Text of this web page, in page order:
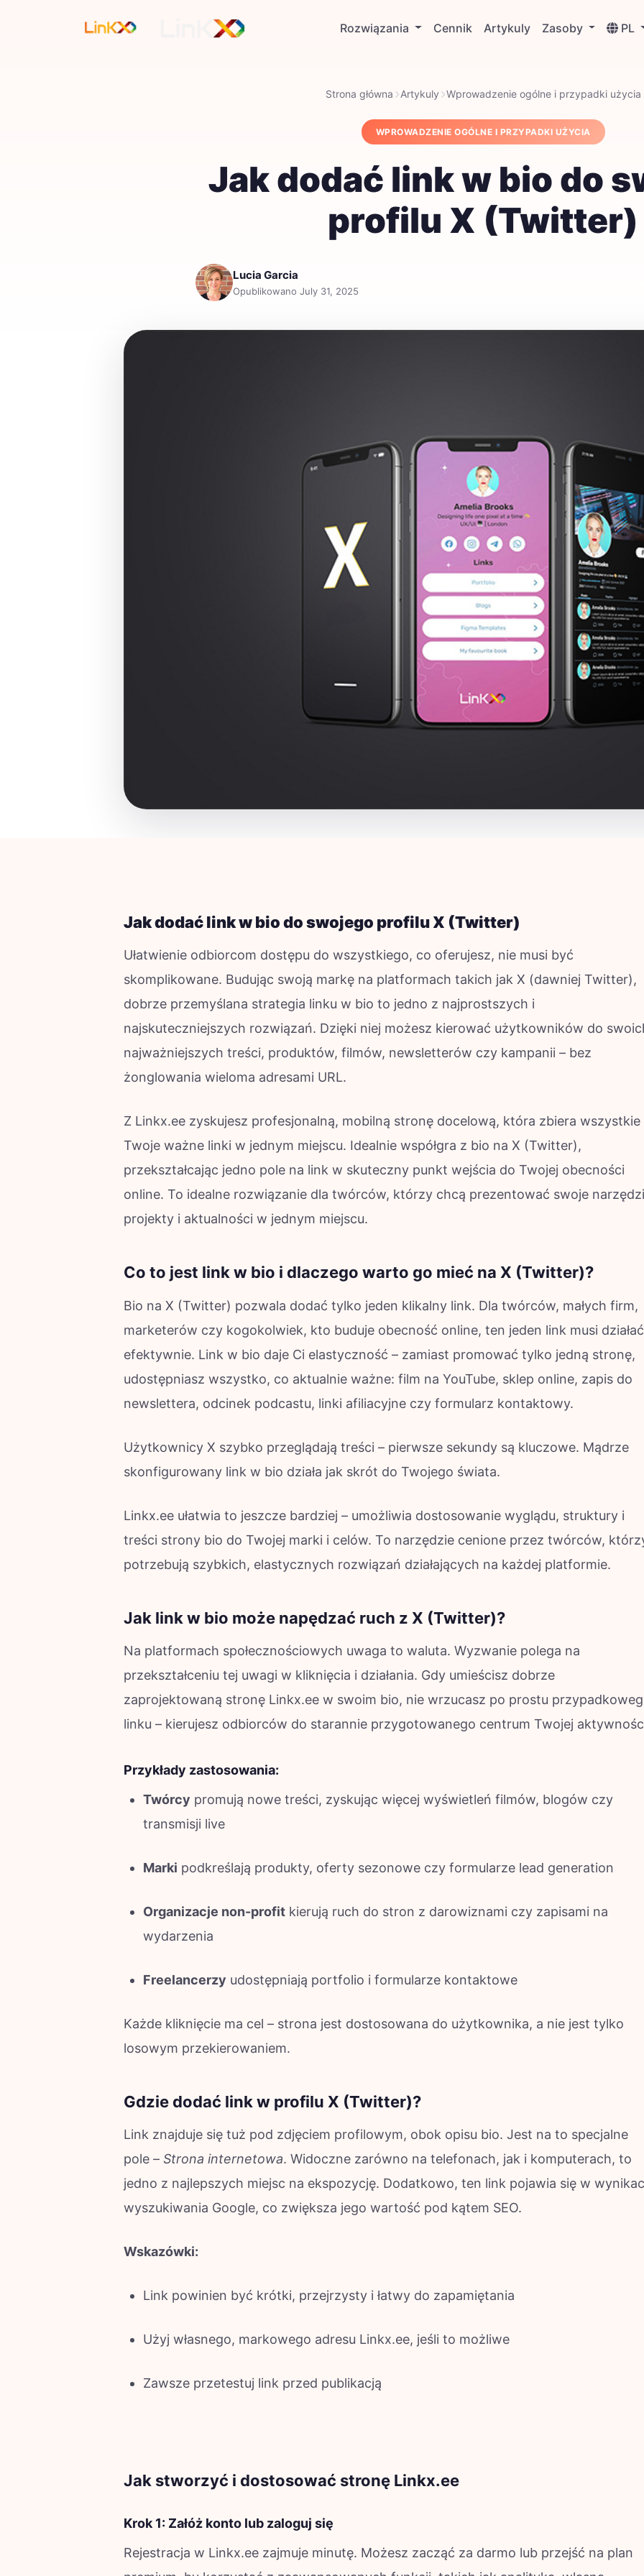
Rozwiązania Cennik Artykuly Zasoby PL
Strona główna Artykuly Wprowadzenie ogólne i przypadki użycia
WPROWADZENIE OGÓLNE I PRZYPADKI UŻYCIA
Jak dodać link w bio do
profilu X (Twitter)
Lucia Garcia
Opublikowano July 31, 2025
Jak dodać link w bio do swojego profilu X (Twitter)
Ułatwienie odbiorcom dostępu do wszystkiego, co oferujesz, nie musi być
skomplikowane. Budując swoją markę na platformach takich jak X (dawniej Twitter),
dobrze przemyślana strategia linku w bio to jedno z najprostszych i
najskuteczniejszych rozwiązań. Dzięki niej możesz kierować użytkowników do
najważniejszych treści, produktów, filmów, newsletterów czy kampanii – bez
żonglowania wieloma adresami URL.
Z Linkx.ee zyskujesz profesjonalną, mobilną stronę docelową, która zbiera wszystkie
Twoje ważne linki w jednym miejscu. Idealnie współgra z bio na X (Twitter),
przekształcając jedno pole na link w skuteczny punkt wejścia do Twojej obecności
online. To idealne rozwiązanie dla twórców, którzy chcą prezentować swoje
projekty i aktualności w jednym miejscu.
Co to jest link w bio i dlaczego warto go mieć na X (Twitter)?
Bio na X (Twitter) pozwala dodać tylko jeden klikalny link. Dla twórców, małych firm,
marketerów czy kogokolwiek, kto buduje obecność online, ten jeden link musi działać
efektywnie. Link w bio daje Ci elastyczność – zamiast promować tylko jedną stronę,
udostępniasz wszystko, co aktualnie ważne: film na YouTube, sklep online, zapis do
newslettera, odcinek podcastu, linki afiliacyjne czy formularz kontaktowy.
Użytkownicy X szybko przeglądają treści – pierwsze sekundy są kluczowe. Mądrze
skonfigurowany link w bio działa jak skrót do Twojego świata.
Linkx.ee ułatwia to jeszcze bardziej – umożliwia dostosowanie wyglądu, struktury i
treści strony bio do Twojej marki i celów. To narzędzie cenione przez twórców,
potrzebują szybkich, elastycznych rozwiązań działających na każdej platformie.
Jak link w bio może napędzać ruch z X (Twitter)?
Na platformach społecznościowych uwaga to waluta. Wyzwanie polega na
przekształceniu tej uwagi w kliknięcia i działania. Gdy umieścisz dobrze
zaprojektowaną stronę Linkx.ee w swoim bio, nie wrzucasz po prostu
linku – kierujesz odbiorców do starannie przygotowanego centrum Twojej
Przykłady zastosowania:
Twórcy promują nowe treści, zyskując więcej wyświetleń filmów, blogów czy
transmisji live
Marki podkreślają produkty, oferty sezonowe czy formularze lead generation
Organizacje non-profit kierują ruch do stron z darowiznami czy zapisami na
wydarzenia
Freelancerzy udostępniają portfolio i formularze kontaktowe
Każde kliknięcie ma cel – strona jest dostosowana do użytkownika, a nie jest tylko
losowym przekierowaniem.
Gdzie dodać link w profilu X (Twitter)?
Link znajduje się tuż pod zdjęciem profilowym, obok opisu bio. Jest na to specjalne
pole – Strona internetowa. Widoczne zarówno na telefonach, jak i komputerach, to
jedno z najlepszych miejsc na ekspozycję. Dodatkowo, ten link pojawia się w
wyszukiwania Google, co zwiększa jego wartość pod kątem SEO.
Wskazówki:
Link powinien być krótki, przejrzysty i łatwy do zapamiętania
Użyj własnego, markowego adresu Linkx.ee, jeśli to możliwe
Zawsze przetestuj link przed publikacją
Jak stworzyć i dostosować stronę Linkx.ee
Krok 1: Załóż konto lub zaloguj się
Rejestracja w Linkx.ee zajmuje minutę. Możesz zacząć za darmo lub przejść na plan